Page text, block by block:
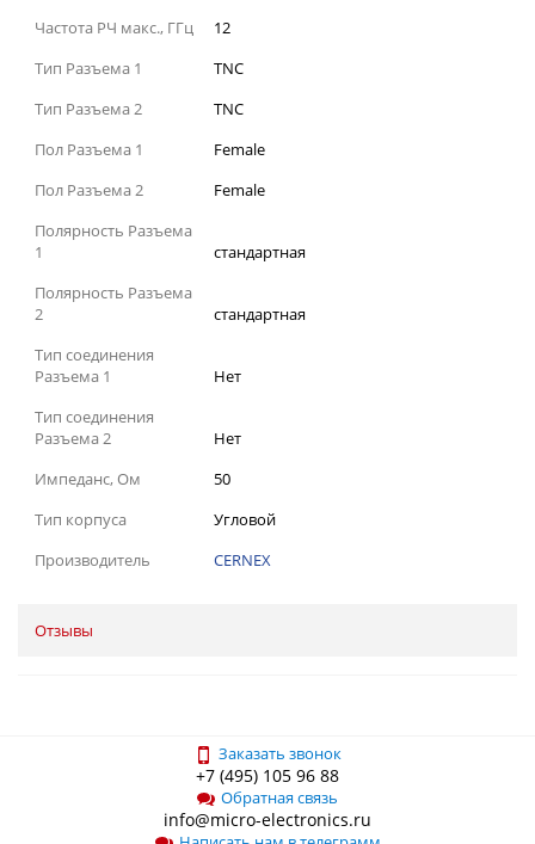
Частота РЧ макс., ГГц
12
Тип Разъема 1
TNC
Тип Разъема 2
TNC
Пол Разъема 1
Female
Пол Разъема 2
Female
Полярность Разъема
1
стандартная
Полярность Разъема
2
стандартная
Тип соединения
Разъема 1
Нет
Тип соединения
Разъема 2
Нет
Импеданс, Ом
50
Тип корпуса
Угловой
Производитель
CERNEX
Отзывы
Заказать звонок
+7 (495) 105 96 88
Обратная связь
info@micro-electronics.ru